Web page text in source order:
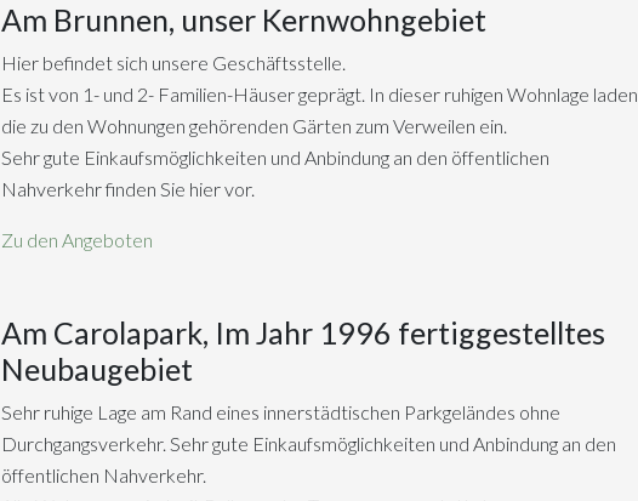
Am Brunnen, unser Kernwohngebiet
Hier befindet sich unsere Geschäftsstelle.
Es ist von 1- und 2- Familien-Häuser geprägt. In dieser ruhigen Wohnlage laden
die zu den Wohnungen gehörenden Gärten zum Verweilen ein.
Sehr gute Einkaufsmöglichkeiten und Anbindung an den öffentlichen
Nahverkehr finden Sie hier vor.
Zu den Angeboten
Am Carolapark, Im Jahr 1996 fertiggestelltes
Neubaugebiet
Sehr ruhige Lage am Rand eines innerstädtischen Parkgeländes ohne
Durchgangsverkehr. Sehr gute Einkaufsmöglichkeiten und Anbindung an den
öffentlichen Nahverkehr.